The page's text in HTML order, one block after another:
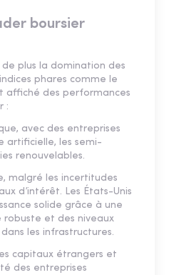
boursier
plus la domination des
phares comme le
affiché des performances
:
avec des entreprises
artificielle, les semi-
renouvelables.
malgré les incertitudes
d’intérêt. Les États-Unis
solide grâce à une
robuste et des niveaux
les infrastructures.
capitaux étrangers et
des entreprises